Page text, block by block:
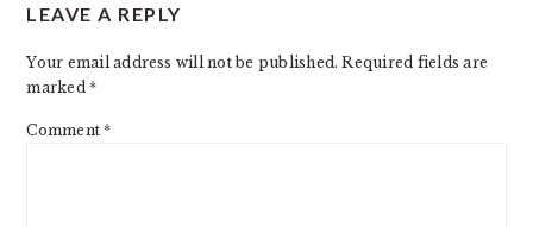
INTERACTIONS
LEAVE A REPLY
Your email address will not be published. Required fields are
marked*
Comment*